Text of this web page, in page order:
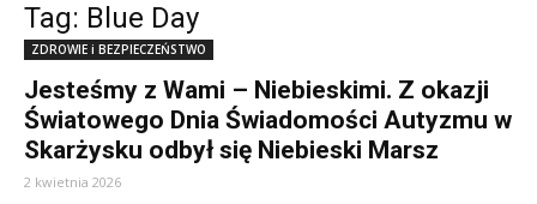
Tag: Blue Day
ZDROWIE i BEZPIECZEŃSTWO
Jesteśmy z Wami – Niebieskimi. Z okazji
Światowego Dnia Świadomości Autyzmu w
Skarżysku odbył się Niebieski Marsz
2 kwietnia 2026